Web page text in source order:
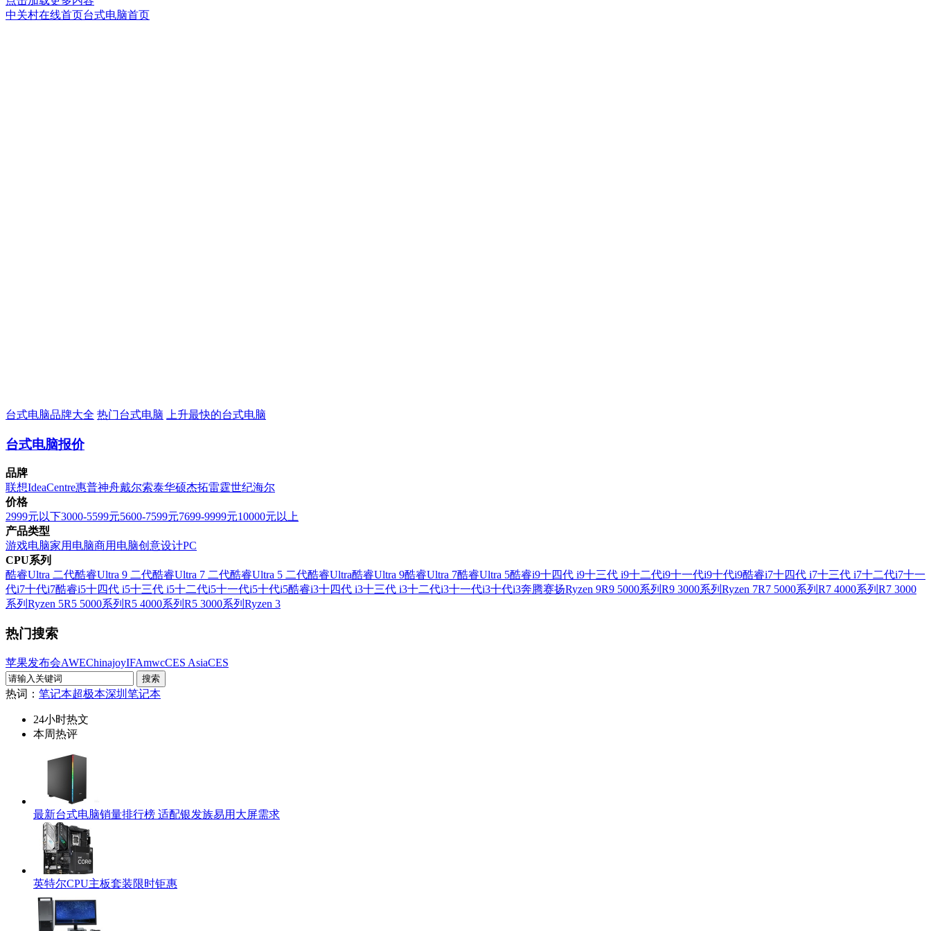
中关村在线首页台式电脑首页
台式电脑品牌大全 热门台式电脑 上升最快的台式电脑
台式电脑报价
品牌
联想IdeaCentre惠普神舟戴尔索泰华硕杰拓雷霆世纪海尔
价格
2999元以下3000-5599元5600-7599元7699-9999元10000元以上
产品类型
游戏电脑家用电脑商用电脑创意设计PC
CPU系列
酷睿Ultra 二代酷睿Ultra 9 二代酷睿Ultra 7 二代酷睿Ultra 5 二代酷睿Ultra酷睿Ultra 9酷睿Ultra 7酷睿Ultra 5酷睿i9十四代 i9十三代 i9十二代i9十一代i9十代i9酷睿i7十四代 i7十三代 i7十二代i7十一
代i7十代i7酷睿i5十四代 i5十三代 i5十二代i5十一代i5十代i5酷睿i3十四代 i3十三代 i3十二代i3十一代i3十代i3奔腾赛扬Ryzen 9R9 5000系列 R9 3000系列 Ryzen 7R7 5000系列 R7 4000系列 R7 3000
系列 Ryzen 5R5 5000系列 R5 4000系列 R5 3000系列 Ryzen 3
热门搜索
苹果发布会AWEChinajoyIFAmwcCES AsiaCES
热词： 笔记本超极本深圳笔记本
24小时热文
本周热评
最新台式电脑销量排行榜 适配银发族易用大屏需求
英特尔CPU主板套装限时钜惠